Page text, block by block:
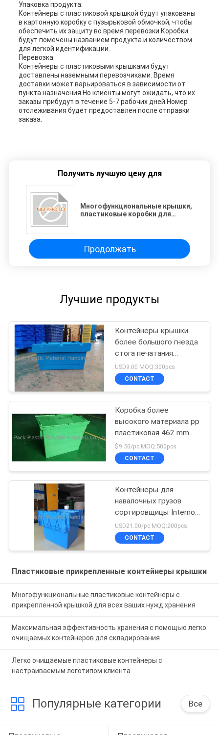
Упаковка продукта:
Контейнеры с пластиковой крышкой будут упакованы
в картонную коробку с пузырьковой обмочкой, чтобы
обеспечить их защиту во время перевозки.Коробки
будут помечены названием продукта и количеством
для легкой идентификации.
Перевозка:
Контейнеры с пластиковыми крышками будут
доставлены наземными перевозчиками. Время
доставки может варьироваться в зависимости от
пункта назначения.Но клиенты могут ожидать, что их
заказы прибудут в течение 5-7 рабочих дней.Номер
отслеживания будет предоставлен после отправки
заказа.
Получить лучшую цену для
Многофункциональные крышки,
пластиковые коробки для
Продолжать
Лучшие продукты
Контейнеры крышки
более большого гнезда
стога печатания
логотипа пластиковые
прикрепленные
USD9.00 MOQ:300pcs
CONTACT
Коробка более
высокого материала pp
пластиковая 462 mm
высоты больше красит
подгонянный
$9.50/pc MOQ:500pcs
CONTACT
Контейнеры для
навалочных грузов
сортировщицы Internol
большой том
USD21.00/pc MOQ:200pcs
CONTACT
Пластиковые прикрепленные контейнеры крышки
Многофункциональные пластиковые контейнеры с
прикрепленной крышкой для всех ваших нужд хранения
Максимальная эффективность хранения с помощью легко
очищаемых контейнеров для складирования
Легко очищаемые пластиковые контейнеры с
настраиваемым логотипом клиента
Популярные категории Все